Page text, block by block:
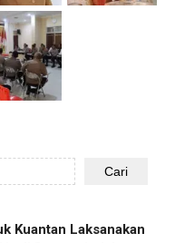
Cari
Kuantan Laksanakan